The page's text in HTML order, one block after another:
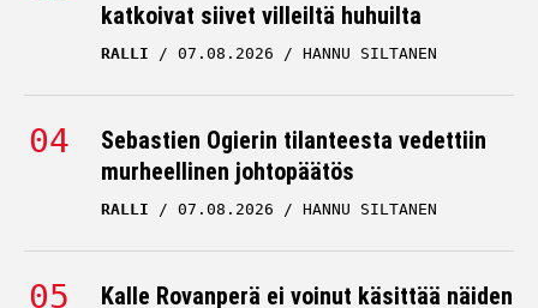
katkoivat siivet villeiltä huhuilta
RALLI 07.08.2026 HANNU SILTANEN
Sebastien Ogierin tilanteesta vedettiin
murheellinen johtopäätös
RALLI 07.08.2026 HANNU SILTANEN
Kalle Rovanperä ei voinut käsittää näiden